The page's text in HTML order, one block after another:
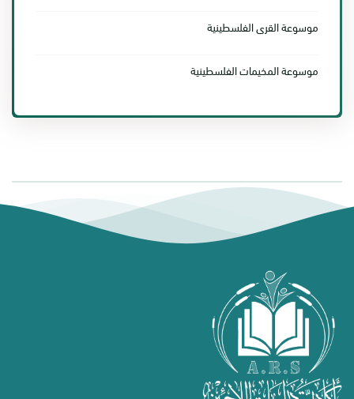
موسوعة القرى الفلسطينية
موسوعة المخيمات الفلسطينية